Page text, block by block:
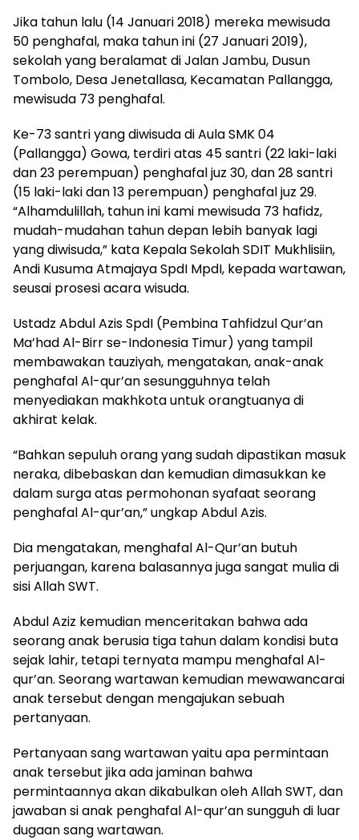
Jika tahun lalu (14 Januari 2018) mereka mewisuda
50 penghafal, maka tahun ini (27 Januari 2019),
sekolah yang beralamat di Jalan Jambu, Dusun
Tombolo, Desa Jenetallasa, Kecamatan Pallangga,
mewisuda 73 penghafal.
Ke-73 santri yang diwisuda di Aula SMK 04
(Pallangga) Gowa, terdiri atas 45 santri (22 laki-laki
dan 23 perempuan) penghafal juz 30, dan 28 santri
(15 laki-laki dan 13 perempuan) penghafal juz 29.
“Alhamdulillah, tahun ini kami mewisuda 73 hafidz,
mudah-mudahan tahun depan lebih banyak lagi
yang diwisuda,” kata Kepala Sekolah SDIT Mukhlisiin,
Andi Kusuma Atmajaya SpdI MpdI, kepada wartawan,
seusai prosesi acara wisuda.
Ustadz Abdul Azis SpdI (Pembina Tahfidzul Qur’an
Ma’had Al-Birr se-Indonesia Timur) yang tampil
membawakan tauziyah, mengatakan, anak-anak
penghafal Al-qur’an sesungguhnya telah
menyediakan makhkota untuk orangtuanya di
akhirat kelak.
“Bahkan sepuluh orang yang sudah dipastikan masuk
neraka, dibebaskan dan kemudian dimasukkan ke
dalam surga atas permohonan syafaat seorang
penghafal Al-qur’an,” ungkap Abdul Azis.
Dia mengatakan, menghafal Al-Qur’an butuh
perjuangan, karena balasannya juga sangat mulia di
sisi Allah SWT.
Abdul Aziz kemudian menceritakan bahwa ada
seorang anak berusia tiga tahun dalam kondisi buta
sejak lahir, tetapi ternyata mampu menghafal Al-
qur’an. Seorang wartawan kemudian mewawancarai
anak tersebut dengan mengajukan sebuah
pertanyaan.
Pertanyaan sang wartawan yaitu apa permintaan
anak tersebut jika ada jaminan bahwa
permintaannya akan dikabulkan oleh Allah SWT, dan
jawaban si anak penghafal Al-qur’an sungguh di luar
dugaan sang wartawan.